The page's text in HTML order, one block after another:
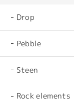
Drop
Pebble
Steen
Rock elements